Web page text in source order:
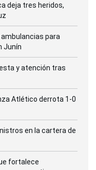
deja tres heridos,
para
Junín
y atención tras
Atlético derrota 1-0
en la cartera de
fortalece